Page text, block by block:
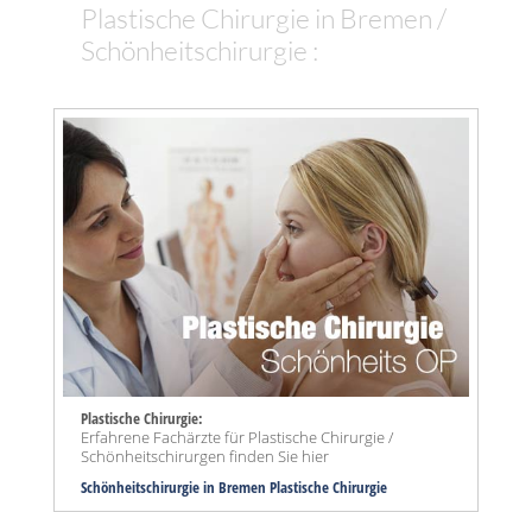
Plastische Chirurgie in Bremen /
Schönheitschirurgie :
Plastische Chirurgie:
Erfahrene Fachärzte für Plastische Chirurgie /
Schönheitschirurgen finden Sie hier
Schönheitschirurgie in Bremen Plastische Chirurgie